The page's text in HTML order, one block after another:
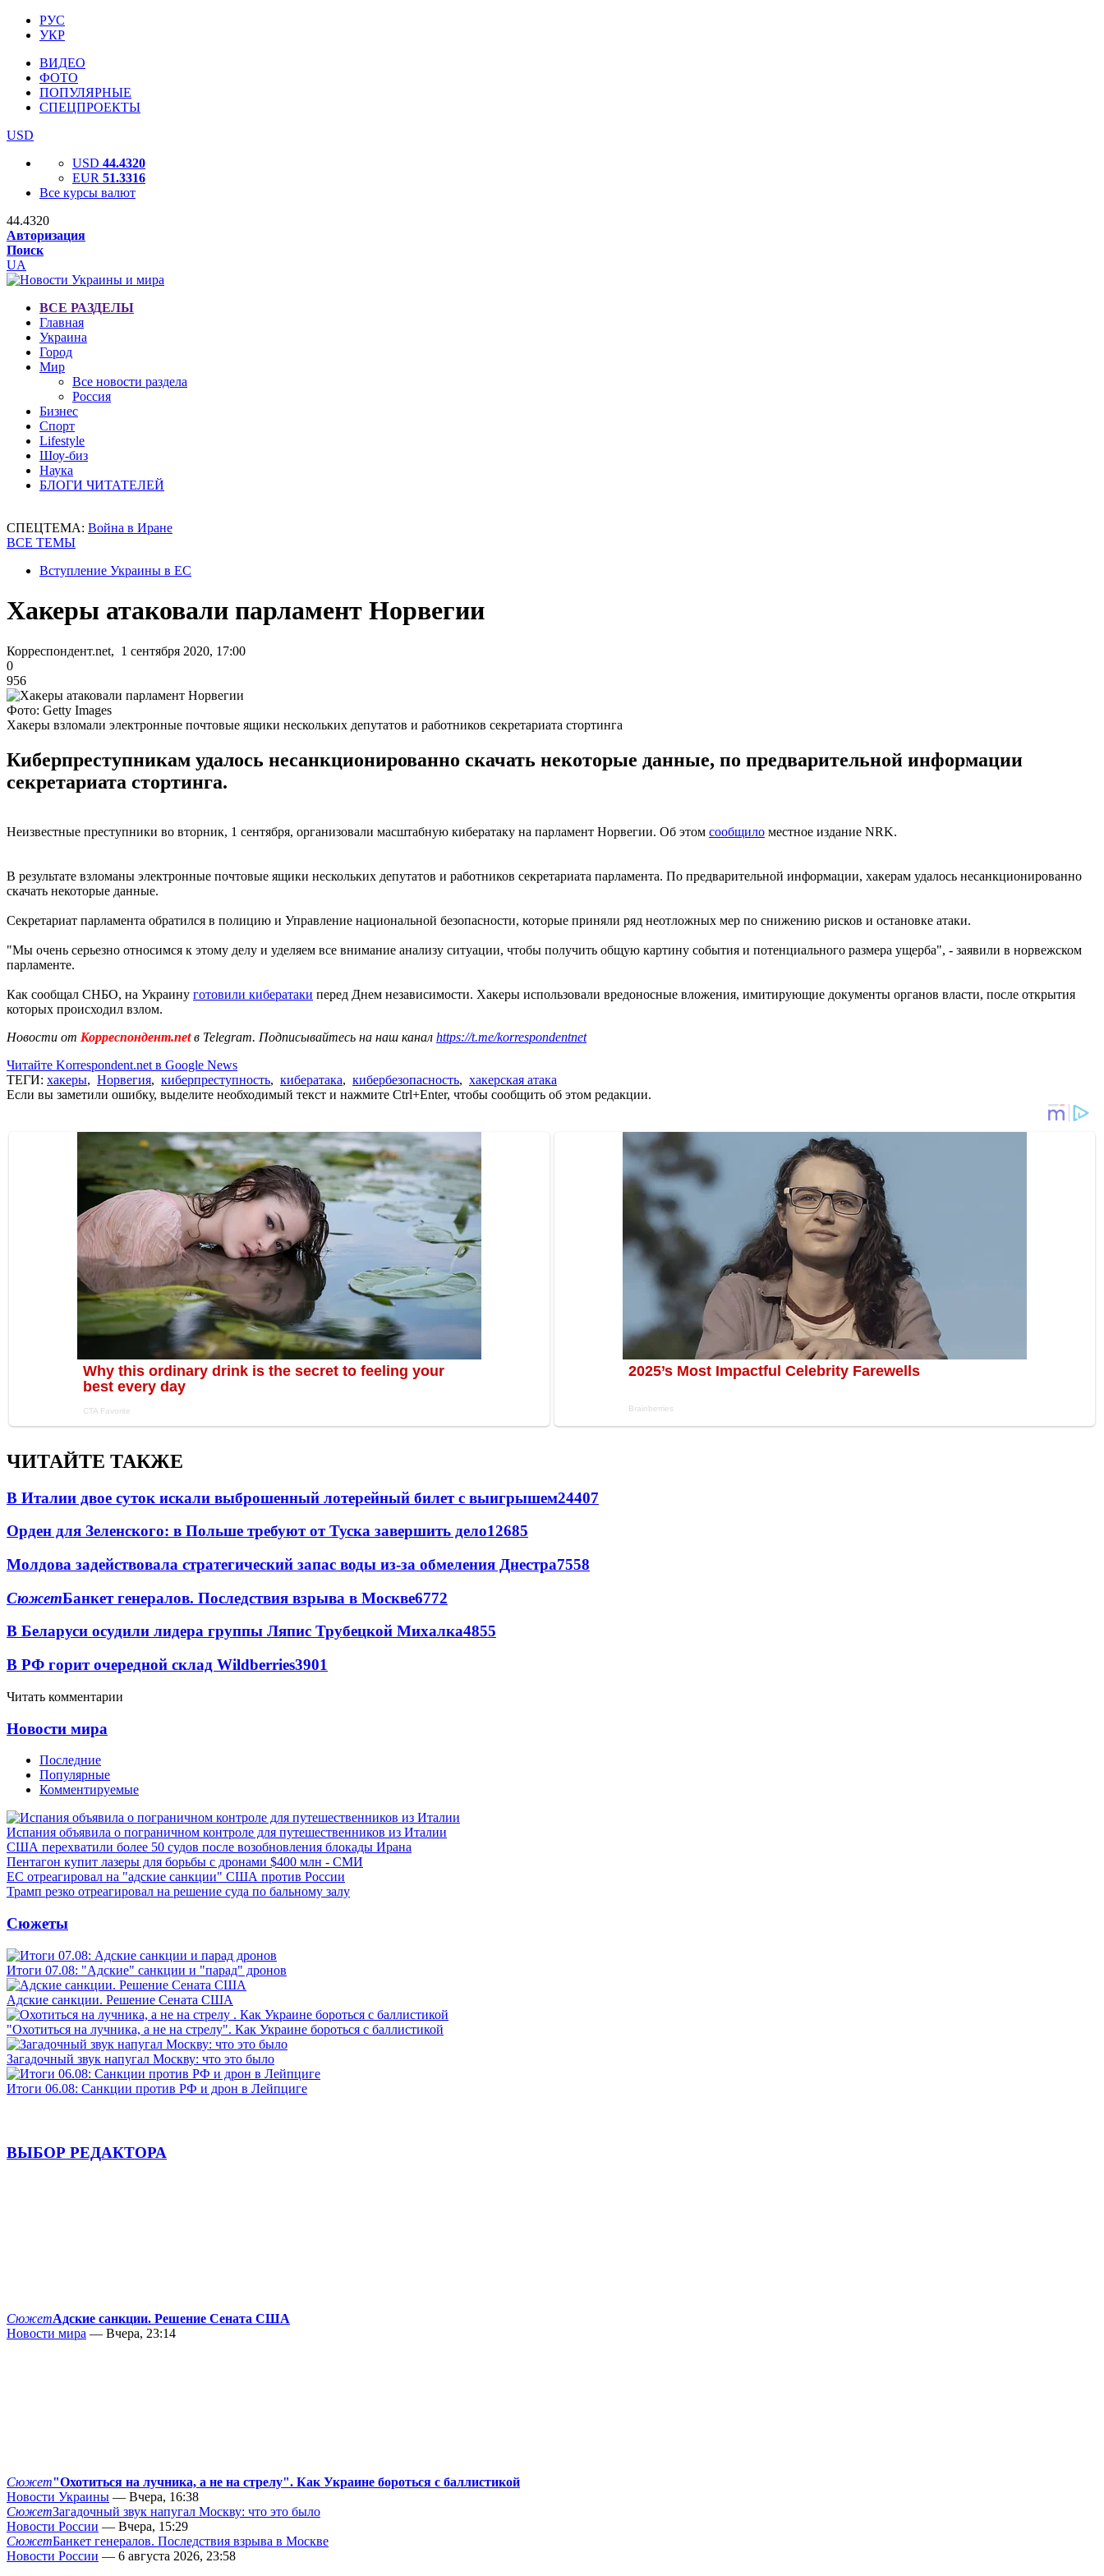
РУС
УКР
ВИДЕО
ФОТО
ПОПУЛЯРНЫЕ
СПЕЦПРОЕКТЫ
USD
USD 44.4320
EUR 51.3316
Все курсы валют
44.4320
Авторизация
Поиск
UA
ВСЕ РАЗДЕЛЫ
Главная
Украина
Город
Мир
Все новости раздела
Россия
Бизнес
Спорт
Lifestyle
Шоу-биз
Наука
БЛОГИ ЧИТАТЕЛЕЙ
СПЕЦТЕМА: Война в Иране
ВСЕ ТЕМЫ
Вступление Украины в ЕС
Хакеры атаковали парламент Норвегии
Корреспондент.net, 1 сентября 2020, 17:00
0
956
Фото: Getty Images
Хакеры взломали электронные почтовые ящики нескольких депутатов и работников секретариата стортинга
Киберпреступникам удалось несанкционированно скачать некоторые данные, по предварительной информации
секретариата стортинга.
Неизвестные преступники во вторник, 1 сентября, организовали масштабную кибератаку на парламент Норвегии. Об этом сообщило местное издание NRK.
В результате взломаны электронные почтовые ящики нескольких депутатов и работников секретариата парламента. По предварительной информации, хакерам удалось несанкционированно
скачать некоторые данные.
Секретариат парламента обратился в полицию и Управление национальной безопасности, которые приняли ряд неотложных мер по снижению рисков и остановке атаки.
"Мы очень серьезно относимся к этому делу и уделяем все внимание анализу ситуации, чтобы получить общую картину события и потенциального размера ущерба", - заявили в норвежском
парламенте.
Как сообщал СНБО, на Украину готовили кибератаки перед Днем независимости. Хакеры использовали вредоносные вложения, имитирующие документы органов власти, после открытия
которых происходил взлом.
Новости от Корреспондент.netв Telegram. Подписывайтесь на наш канал https://t.me/korrespondentnet
Читайте Korrespondent.net в Google News
ТЕГИ: хакеры, Норвегия, киберпреступность, кибератака, кибербезопасность, хакерская атака
Если вы заметили ошибку, выделите необходимый текст и нажмите Ctrl+Enter, чтобы сообщить об этом редакции.
ЧИТАЙТЕ ТАКЖЕ
В Италии двое суток искали выброшенный лотерейный билет с выигрышем24407
Орден для Зеленского: в Польше требуют от Туска завершить дело12685
Молдова задействовала стратегический запас воды из-за обмеления Днестра7558
СюжетБанкет генералов. Последствия взрыва в Москве6772
В Беларуси осудили лидера группы Ляпис Трубецкой Михалка4855
В РФ горит очередной склад Wildberries3901
Читать комментарии
Новости мира
Последние
Популярные
Комментируемые
Испания объявила о пограничном контроле для путешественников из Италии
США перехватили более 50 судов после возобновления блокады Ирана
Пентагон купит лазеры для борьбы с дронами $400 млн - СМИ
ЕС отреагировал на "адские санкции" США против России
Трамп резко отреагировал на решение суда по бальному залу
Сюжеты
Итоги 07.08: "Адские" санкции и "парад" дронов
Адские санкции. Решение Сената США
"Охотиться на лучника, а не на стрелу". Как Украине бороться с баллистикой
Загадочный звук напугал Москву: что это было
Итоги 06.08: Санкции против РФ и дрон в Лейпциге
ВЫБОР РЕДАКТОРА
СюжетАдские санкции. Решение Сената США
Новости мира — Вчера, 23:14
Сюжет"Охотиться на лучника, а не на стрелу". Как Украине бороться с баллистикой
Новости Украины — Вчера, 16:38
СюжетЗагадочный звук напугал Москву: что это было
Новости России — Вчера, 15:29
СюжетБанкет генералов. Последствия взрыва в Москве
Новости России — 6 августа 2026, 23:58